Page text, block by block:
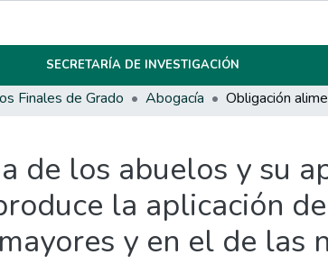
SECRETARÍA DE INVESTIGACIÓN
Finales de Grado Abogacía
de los abuelos y su
la aplicación
y en el de las